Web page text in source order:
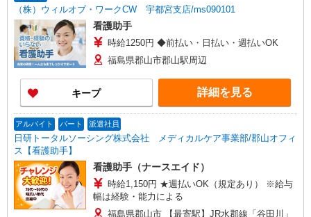
（株）ウィルオブ・ワークCW 宇都宮支店/ms090101
看護助手
時給1250円 ◆前払い・日払い・週払いOK
福島県郡山市郡山駅周辺
キープ 詳細を見る
アルバイト パート 派遣社員
日研トータルソーシング株式会社 メディカルケア事業部/郡山オフィ
ス【看護助手】
看護助手（ナースエイド）
時給1,150円 ★週払いOK（規定あり） ※給与
幅は経験・能力による
福島県郡山市 【最寄駅】JR水郡線「谷田川」